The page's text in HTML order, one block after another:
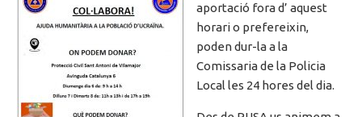
aportació fora d’ aquest
horari o prefereixin,
poden dur-la a la
Comissaria de la Policia
Local les 24 hores del dia.